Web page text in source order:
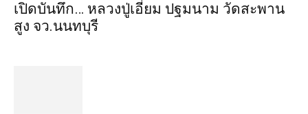
เปิดบันทึก… หลวงปู่เอี่ยม ​ปฐม​นาม​ วัดสะพาน
สูง​ จว.นนทบุรี